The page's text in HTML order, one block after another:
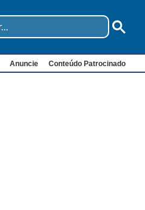
Anuncie Conteúdo Patrocinado